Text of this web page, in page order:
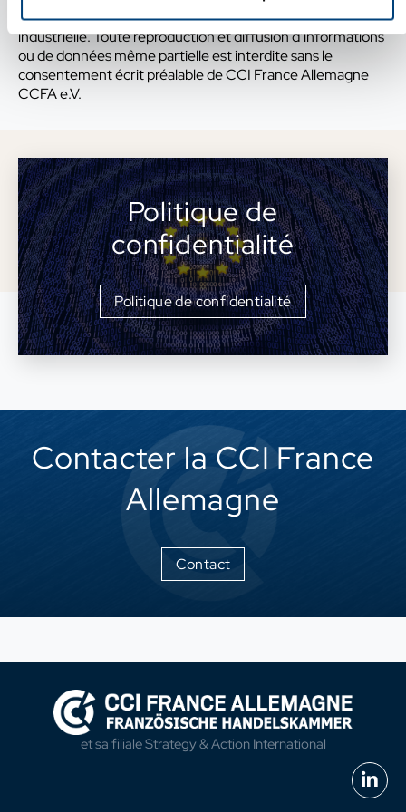
d’auteur et autres droits de propriété intellectuelle ou
industrielle. Toute reproduction et diffusion d’informations
ou de données même partielle est interdite sans le
consentement écrit préalable de CCI France Allemagne
CCFA e.V.
Politique de
confidentialité
Politique de confidentialité
Contacter la CCI France
Allemagne
Contact
et sa filialeStrategy & Action International